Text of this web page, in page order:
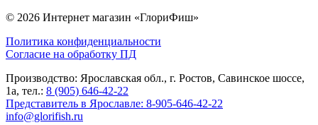
© 2026 Интернет магазин «ГлориФиш»
Политика конфиденциальности
Согласие на обработку ПД
Производство: Ярославская обл., г. Ростов, Савинское шоссе,
1а, тел.: 8 (905) 646-42-22
Представитель в Ярославле: 8-905-646-42-22
info@glorifish.ru